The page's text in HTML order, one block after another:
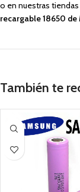
o en nuestras
recargable 18650 de
También te